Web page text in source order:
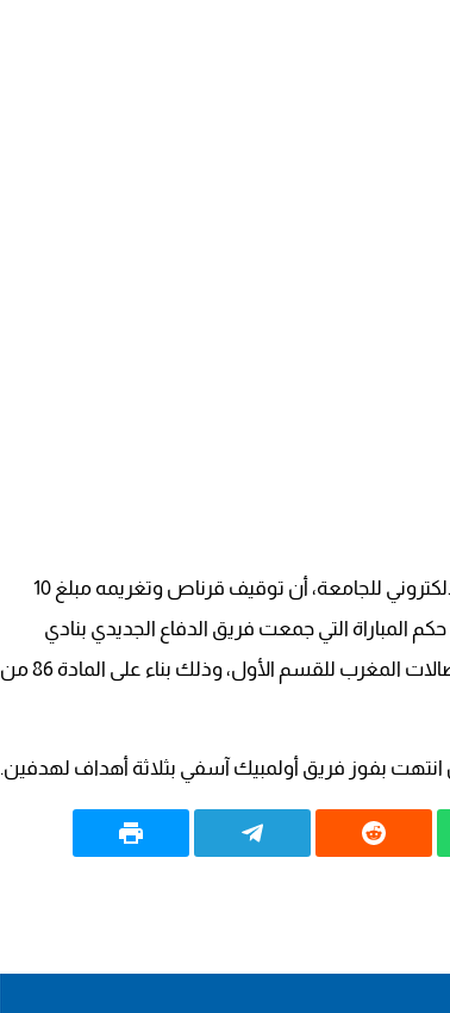
وذكرت اللجنة المركزية للتأديب، في بلاغ نشر على الموقع الإلكتروني للجامعة، أن توقيف قرناص وتغريمه مبلغ 10
المباراة التي جمعت فريق الدفاع الجديدي بنادي
أولمبيك أسفي،برسم الدورة ال21 من البطولة الاحترافية اتصالات المغرب للقسم الأول، وذلك بناء على المادة 86 من
انتهت بفوز فريق أولمبيك آسفي بثلاثة أهداف لهدفين.